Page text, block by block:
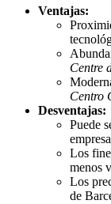
Ventajas:
Centre
Centro
Desventajas:
Puede
Los
menos
Los
de